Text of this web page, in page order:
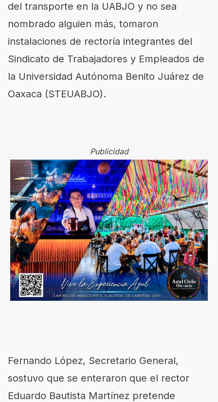
del transporte en la UABJO y no sea
nombrado alguien más, tomaron
instalaciones de rectoría integrantes del
Sindicato de Trabajadores y Empleados de
la Universidad Autónoma Benito Juárez de
Oaxaca (STEUABJO).
Publicidad
Fernando López, Secretario General,
sostuvo que se enteraron que el rector
Eduardo Bautista Martínez pretende